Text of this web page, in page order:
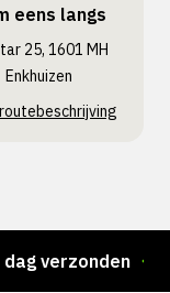
eens langs
25, 1601 MH
Enkhuizen
verzonden